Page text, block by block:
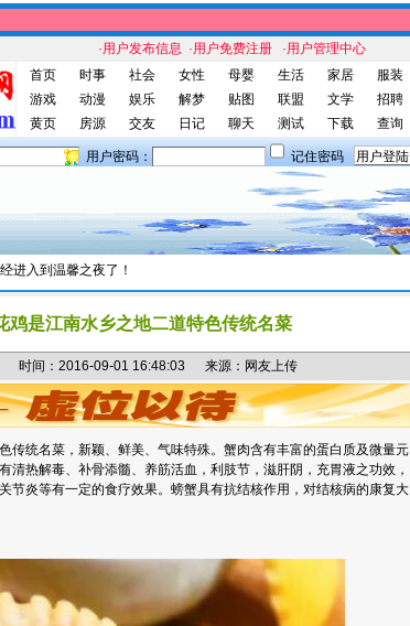
·用户发布信息 ·用户免费注册 ·用户管理中心
首页
时事 社会 女性 母婴 生活 家居 服装
游戏
动漫 娱乐 解梦 贴图 联盟 文学 招聘
黄页
房源 交友 日记 聊天 测试 下载 查询
用户密码： 记住密码
进入到温馨之夜了！
鸡是江南水乡之地二道特色传统名菜
时间：2016-09-01 16:48:03 来源：网友上传
统名菜，新颖、鲜美、气味特殊。蟹肉含有丰富的蛋白质及微量元
清热解毒、补骨添髓、养筋活血，利肢节，滋肝阴，充胃液之功效，
节炎等有一定的食疗效果。螃蟹具有抗结核作用，对结核病的康复大